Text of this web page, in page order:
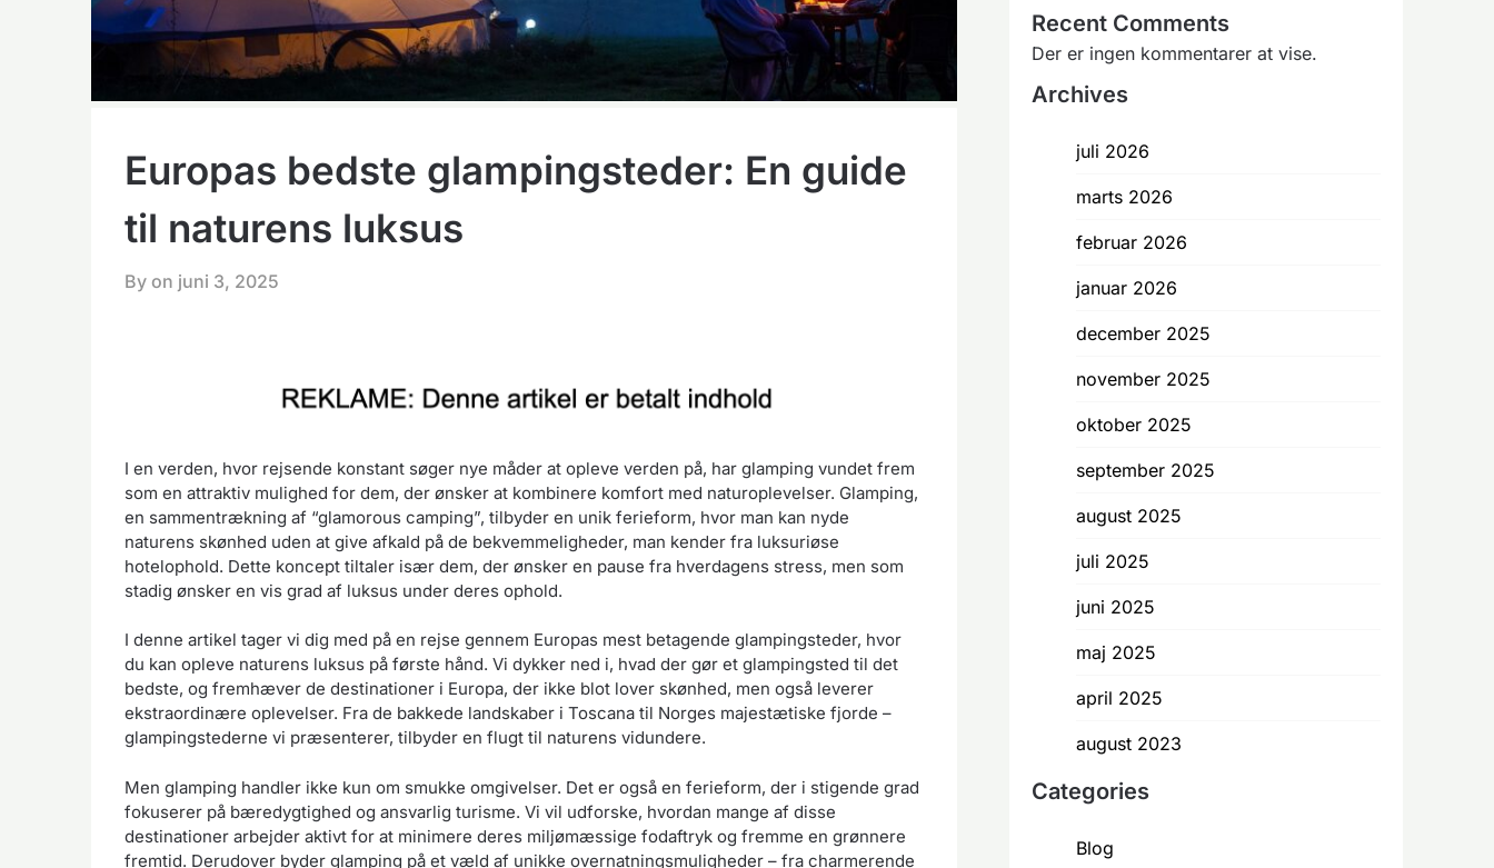
Europas bedste glampingsteder: En guide
til naturens luksus
By on juni 3, 2025
I en verden, hvor rejsende konstant søger nye måder at opleve verden på, har glamping vundet frem
som en attraktiv mulighed for dem, der ønsker at kombinere komfort med naturoplevelser. Glamping,
en sammentrækning af “glamorous camping”, tilbyder en unik ferieform, hvor man kan nyde
naturens skønhed uden at give afkald på de bekvemmeligheder, man kender fra luksuriøse
hotelophold. Dette koncept tiltaler især dem, der ønsker en pause fra hverdagens stress, men som
stadig ønsker en vis grad af luksus under deres ophold.
I denne artikel tager vi dig med på en rejse gennem Europas mest betagende glampingsteder, hvor
du kan opleve naturens luksus på første hånd. Vi dykker ned i, hvad der gør et glampingsted til det
bedste, og fremhæver de destinationer i Europa, der ikke blot lover skønhed, men også leverer
ekstraordinære oplevelser. Fra de bakkede landskaber i Toscana til Norges majestætiske fjorde –
glampingstederne vi præsenterer, tilbyder en flugt til naturens vidundere.
Men glamping handler ikke kun om smukke omgivelser. Det er også en ferieform, der i stigende grad
fokuserer på bæredygtighed og ansvarlig turisme. Vi vil udforske, hvordan mange af disse
destinationer arbejder aktivt for at minimere deres miljømæssige fodaftryk og fremme en grønnere
fremtid. Derudover byder glamping på et væld af unikke overnatningsmuligheder – fra charmerende
Recent Comments
Der er ingen kommentarer at vise.
Archives
juli 2026
marts 2026
februar 2026
januar 2026
december 2025
november 2025
oktober 2025
september 2025
august 2025
juli 2025
juni 2025
maj 2025
april 2025
august 2023
Categories
Blog